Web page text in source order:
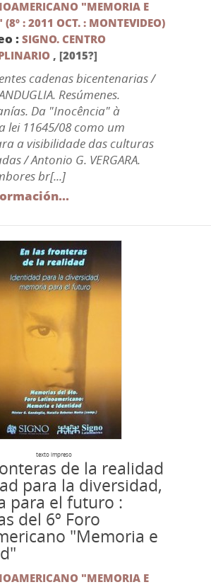
"MEMORIA E
: 2011 OCT. : MONTEVIDEO)
:SIGNO. CENTRO
, [2015?]
cadenas bicentenarias /
Resúmenes.
Da "Inocência" à
lei 11645/08 como um
a visibilidade das culturas
/ Antonio G. VERGARA.
br[...]
texto impreso
de la realidad
para la diversidad,
para el futuro :
del 6º Foro
"Memoria e
"MEMORIA E